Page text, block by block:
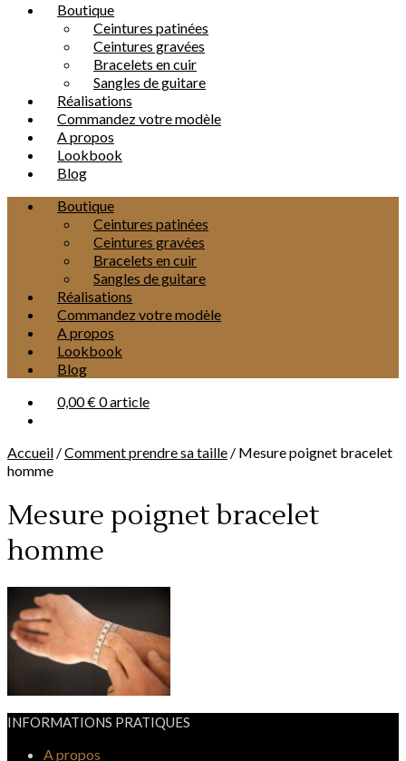
Boutique
Ceintures patinées
Ceintures gravées
Bracelets en cuir
Sangles de guitare
Réalisations
Commandez votre modèle
A propos
Lookbook
Blog
Boutique
Ceintures patinées
Ceintures gravées
Bracelets en cuir
Sangles de guitare
Réalisations
Commandez votre modèle
A propos
Lookbook
Blog
0,00 €0 article
Accueil /Comment prendre sa taille / Mesure poignet bracelet
homme
Mesure poignet bracelet
homme
INFORMATIONS PRATIQUES
A propos